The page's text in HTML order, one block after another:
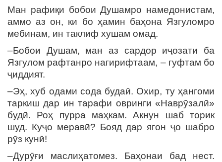
Ман рафиқи бобои Душамро намедонистам,
аммо аз он, ки бо ҳамин баҳона Язгуломро
мебинам, ин таклиф хушам омад.
–Бобои Душам, ман аз сардор иҷозати ба
Язгулом рафтанро нагирифтаам, – гуфтам бо
ҷиддият.
–Эҳ, хуб одами сода будаӣ. Охир, ту ҳангоми
таркиш дар ин тарафи овринги «Наврӯзалӣ»
будӣ. Роҳ пурра маҳкам. Акнун шаб торик
шуд. Куҷо меравӣ? Бояд дар ягон ҷо шабро
рӯз кунӣ!
–Дурӯғи маслиҳатомез. Баҳонаи бад нест.